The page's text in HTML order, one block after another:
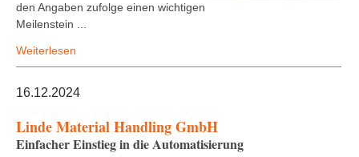
den Angaben zufolge einen wichtigen
Meilenstein ...
Weiterlesen
16.12.2024
Linde Material Handling GmbH
Einfacher Einstieg in die Automatisierung